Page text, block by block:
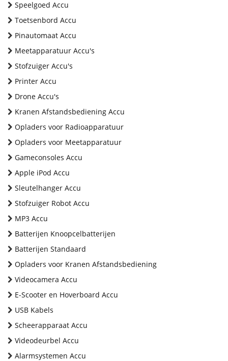
Speelgoed Accu
Toetsenbord Accu
Pinautomaat Accu
Meetapparatuur Accu's
Stofzuiger Accu's
Printer Accu
Drone Accu's
Kranen Afstandsbediening Accu
Opladers voor Radioapparatuur
Opladers voor Meetapparatuur
Gameconsoles Accu
Apple iPod Accu
Sleutelhanger Accu
Stofzuiger Robot Accu
MP3 Accu
Batterijen Knoopcelbatterijen
Batterijen Standaard
Opladers voor Kranen Afstandsbediening
Videocamera Accu
E-Scooter en Hoverboard Accu
USB Kabels
Scheerapparaat Accu
Videodeurbel Accu
Alarmsystemen Accu